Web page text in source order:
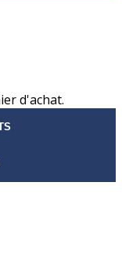
d'achat.